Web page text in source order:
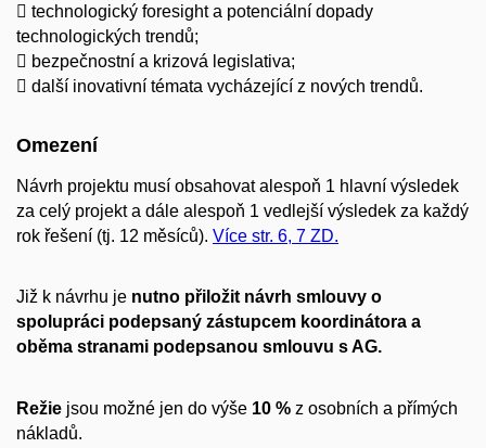
 technologický foresight a potenciální dopady
technologických trendů;
 bezpečnostní a krizová legislativa;
 další inovativní témata vycházející z nových trendů.
Omezení
Návrh projektu musí obsahovat alespoň 1 hlavní výsledek
za celý projekt a dále alespoň 1 vedlejší výsledek za každý
rok řešení (tj. 12 měsíců). Více str. 6, 7 ZD.
Již k návrhu je nutno přiložit návrh smlouvy o
spolupráci podepsaný zástupcem koordinátora a
oběma stranami podepsanou smlouvu s AG.
Režie jsou možné jen do výše 10 % z osobních a přímých
nákladů.